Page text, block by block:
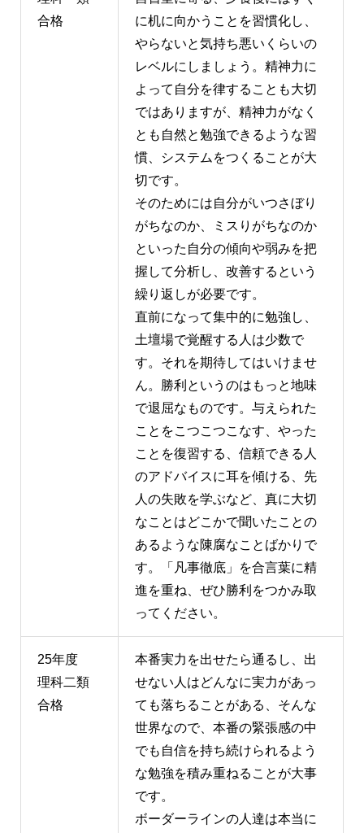
合格
に机に向かうことを習慣化し、
やらないと気持ち悪いくらいの
レベルにしましょう。精神力に
よって自分を律することも大切
ではありますが、精神力がなく
とも自然と勉強できるような習
慣、システムをつくることが大
切です。
そのためには自分がいつさぼり
がちなのか、ミスりがちなのか
といった自分の傾向や弱みを把
握して分析し、改善するという
繰り返しが必要です。
直前になって集中的に勉強し、
土壇場で覚醒する人は少数で
す。それを期待してはいけませ
ん。勝利というのはもっと地味
で退屈なものです。与えられた
ことをこつこつこなす、やった
ことを復習する、信頼できる人
のアドバイスに耳を傾ける、先
人の失敗を学ぶなど、真に大切
なことはどこかで聞いたことの
あるような陳腐なことばかりで
す。「凡事徹底」を合言葉に精
進を重ね、ぜひ勝利をつかみ取
ってください。
25年度
理科二類
合格
本番実力を出せたら通るし、出
せない人はどんなに実力があっ
ても落ちることがある、そんな
世界なので、本番の緊張感の中
でも自信を持ち続けられるよう
な勉強を積み重ねることが大事
です。
ボーダーラインの人達は本当に